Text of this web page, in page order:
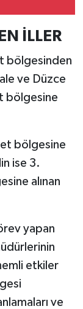
İLLER
bölgesinden
ve Düzce
bölgesine
bölgesine
ise 3.
alınan
yapan
etkiler
ve